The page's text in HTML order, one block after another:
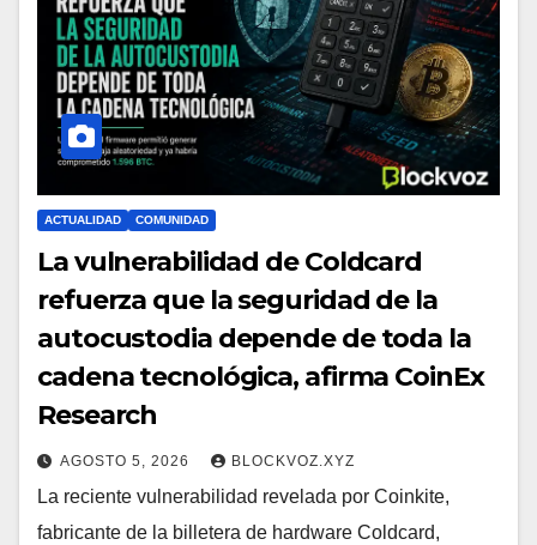
ACTUALIDAD COMUNIDAD
La vulnerabilidad de Coldcard
refuerza que la seguridad de la
autocustodia depende de toda la
cadena tecnológica, afirma CoinEx
Research
AGOSTO 5, 2026 BLOCKVOZ.XYZ
La reciente vulnerabilidad revelada por Coinkite,
fabricante de la billetera de hardware Coldcard,